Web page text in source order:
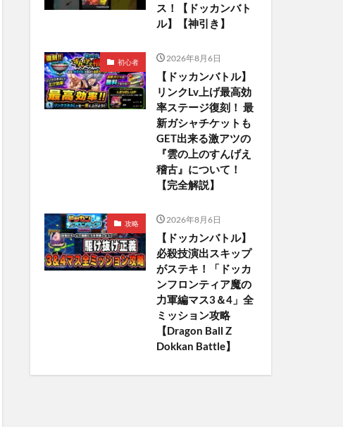
ス！【ドッカンバト
ル】【神引き】
初心者 2026年8月6日
【ドッカンバトル】
リンクLv上げ最高効
率ステージ復刻！ 最
新ガシャチケットも
GET出来る激アツの
『雲の上のすんげえ
稽古』について！
【完全解説】
攻略 2026年8月6日
【ドッカンバトル】
必殺技演出スキップ
がステキ！「ドッカ
ンフロンティア魔の
力軍編マス3＆4」全
ミッション攻略
【Dragon Ball Z
Dokkan Battle】